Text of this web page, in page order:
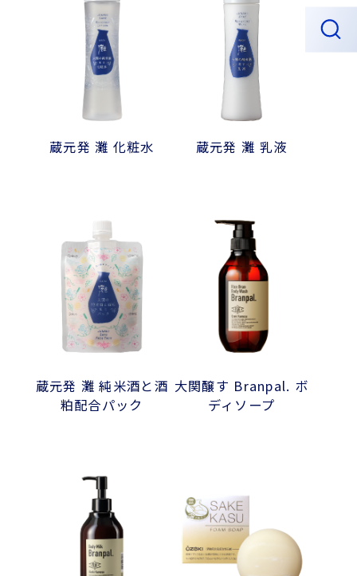
蔵元発 灘 化粧水 蔵元発 灘 乳液
蔵元発 灘 純米酒と酒
粕配合パック
大関醸す Branpal. ボ
ディソープ